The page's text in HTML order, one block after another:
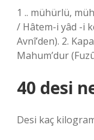
1 .. mühürlü,
/ Hâtem-i yâd -i
Avnî’den). 2.
Mahum’dur
40 desi
Desi kaç